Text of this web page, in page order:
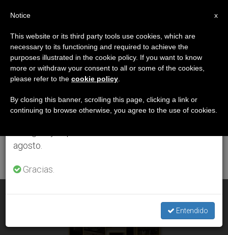
ETIQUETA
Posts Tagged ‘Bogota’
ÚLTIMAS NOTICIAS
El ‘Via Crucis’ de comunicadores y políticos de ‘Crónica
×
Aviso importante
Del 27 de julio al 7 de agosto haremos la pausa
anual, aprovechando que en el periodo de verano
se generan menos informaciones y también el
agosto.
Gracias.
Entendido
x
Notice
This website or its third party tools use cookies, which are
necessary to its functioning and required to achieve the
purposes illustrated in the cookie policy. If you want to know
more or withdraw your consent to all or some of the cookies,
please refer to the cookie policy
By closing this banner, scrolling this page, clicking a link or
continuing to browse otherwise, you agree to the use of cookies.